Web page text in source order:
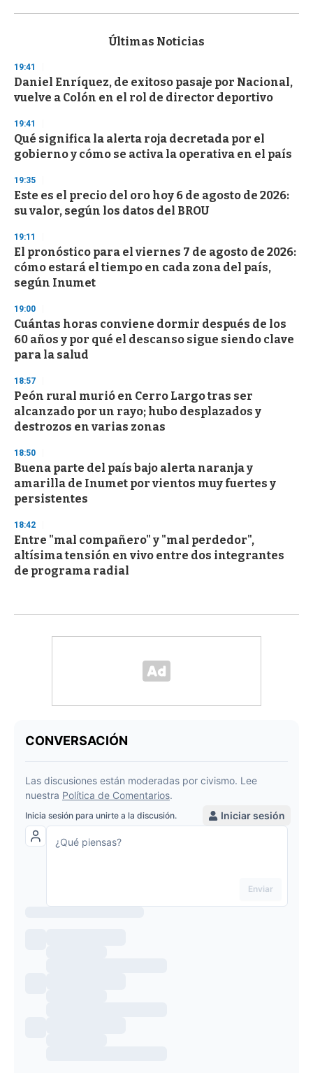
s
d
s
o
f
3
s
e
c
n
d
Últimas Noticias
19:41
Daniel Enríquez, de exitoso pasaje por Nacional,
vuelve a Colón en el rol de director deportivo
19:41
Qué significa la alerta roja decretada por el
gobierno y cómo se activa la operativa en el país
19:35
Este es el precio del oro hoy 6 de agosto de 2026:
su valor, según los datos del BROU
19:11
El pronóstico para el viernes 7 de agosto de 2026:
cómo estará el tiempo en cada zona del país,
según Inumet
19:00
Cuántas horas conviene dormir después de los
60 años y por qué el descanso sigue siendo clave
para la salud
18:57
Peón rural murió en Cerro Largo tras ser
alcanzado por un rayo; hubo desplazados y
destrozos en varias zonas
18:50
Buena parte del país bajo alerta naranja y
amarilla de Inumet por vientos muy fuertes y
persistentes
18:42
Entre "mal compañero" y "mal perdedor",
altísima tensión en vivo entre dos integrantes
de programa radial